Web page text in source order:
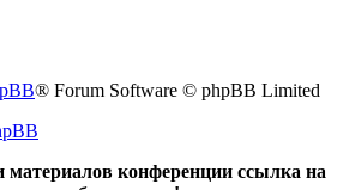
® Forum Software © phpBB Limited
материалов конференции ссылка на